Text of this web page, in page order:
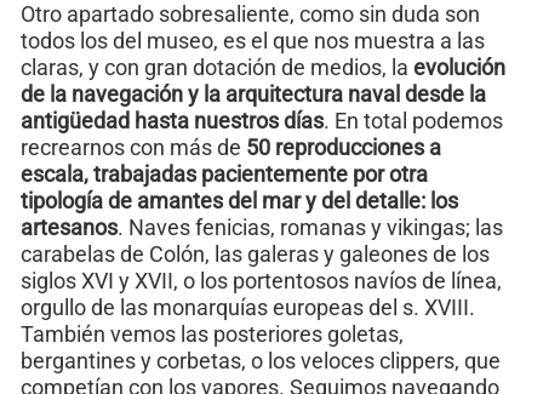
Otro apartado sobresaliente, como sin duda son
todos los del museo, es el que nos muestra a las
claras, y con gran dotación de medios, la evolución
de la navegación y la arquitectura naval desde la
antigüedad hasta nuestros días. En total podemos
recrearnos con más de 50 reproducciones a
escala, trabajadas pacientemente por otra
tipología de amantes del mar y del detalle: los
artesanos. Naves fenicias, romanas y vikingas; las
carabelas de Colón, las galeras y galeones de los
siglos XVI y XVII, o los portentosos navíos de línea,
orgullo de las monarquías europeas del s. XVIII.
También vemos las posteriores goletas,
bergantines y corbetas, o los veloces clippers, que
competían con los vapores. Seguimos navegando